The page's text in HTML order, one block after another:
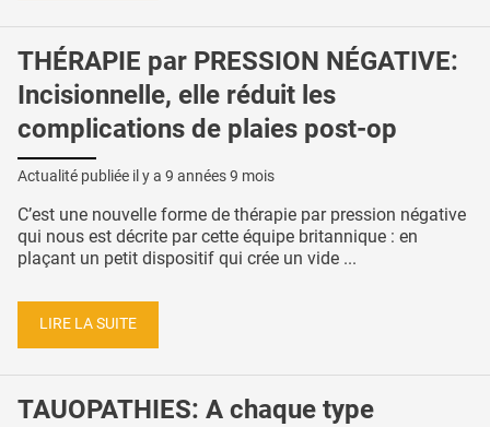
THÉRAPIE par PRESSION NÉGATIVE:
Incisionnelle, elle réduit les
complications de plaies post-op
Actualité publiée il y a 9 années 9 mois
C’est une nouvelle forme de thérapie par pression négative
qui nous est décrite par cette équipe britannique : en
plaçant un petit dispositif qui crée un vide ...
LIRE LA SUITE
TAUOPATHIES: A chaque type